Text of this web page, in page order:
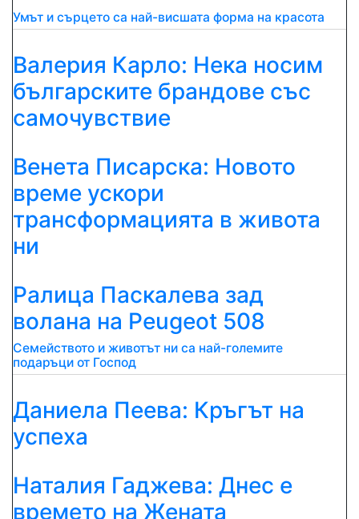
Умът и сърцето са най-висшата форма на красота
Валерия Карло: Нека носим
българските брандове със
самочувствие
Венета Писарска: Новото
време ускори
трансформацията в живота
ни
Ралица Паскалева зад
волана на Peugeot 508
Семейството и животът ни са най-големите
подаръци от Господ
Даниела Пеева: Кръгът на
успеха
Наталия Гаджева: Днес е
времето на Жената